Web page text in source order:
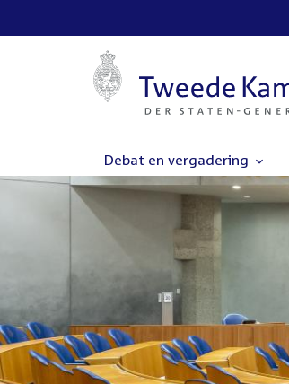
Debat en vergadering